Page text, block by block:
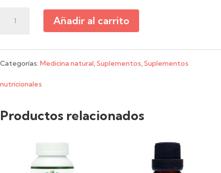
EcoValle
Cúrcuma
Power
x
Añadir al carrito
Categorías: Medicina natural,Suplementos,Suplementos
nutricionales
Productos relacionados